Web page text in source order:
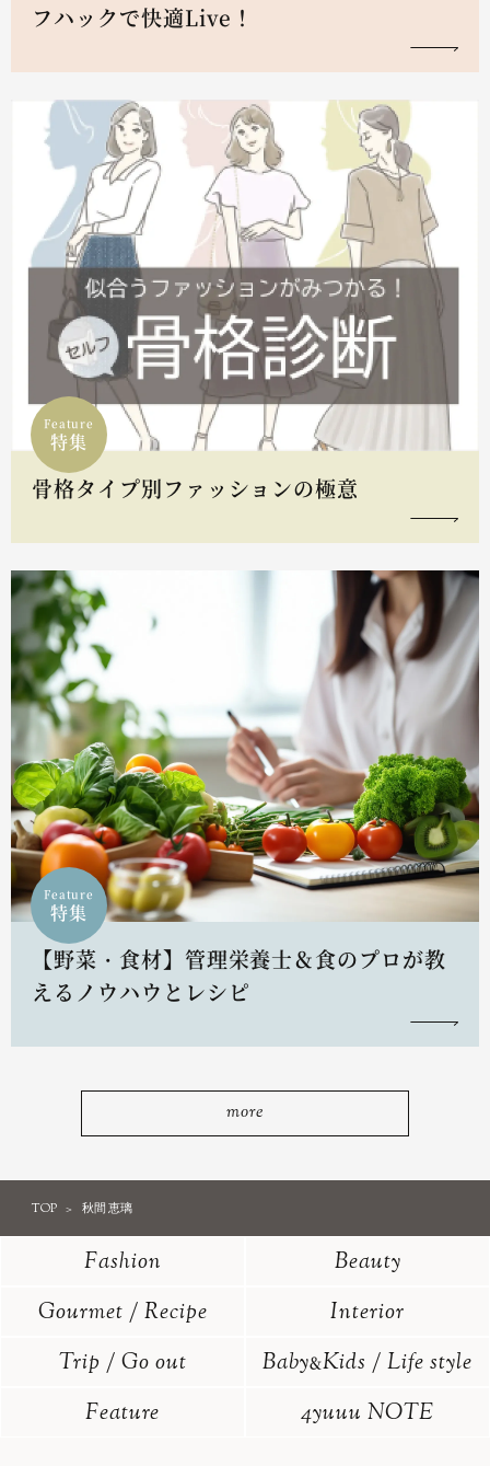
フハックで快適Live！
Feature
特集
骨格タイプ別ファッションの極意
Feature
特集
【野菜・食材】管理栄養士＆食のプロが教
えるノウハウとレシピ
more
TOP 秋間 恵璃
Fashion
Beauty
Gourmet / Recipe
Interior
Trip / Go out
Baby&Kids / Life style
Feature
4yuuu NOTE